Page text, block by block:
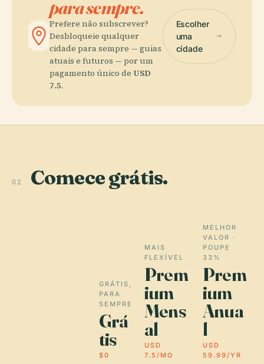
para sempre.
Prefere não subscrever?
Desbloqueie qualquer
cidade para sempre — guias
atuais e futuros — por um
pagamento único de USD
7.5.
Escolher
uma
cidade
02 Comece grátis.
GRÁTIS,
PARA
SEMPRE
Grá
tis
$0
MAIS
FLEXÍVEL
Prem
ium
Mens
al
USD
7.5/MO
MELHOR
VALOR ·
POUPE
33%
Prem
ium
Anua
l
USD
59.99/YR